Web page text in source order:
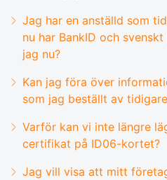
Jag har en anställd som
nu har BankID och
jag nu?
Kan jag föra över
som jag beställt av
Varför kan vi inte längre
certifikat på ID06-kortet?
Jag vill visa att mitt